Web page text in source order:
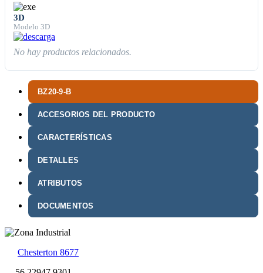
BZ20-9-B
ACCESORIOS DEL PRODUCTO
CARACTERÍSTICAS
DETALLES
ATRIBUTOS
DOCUMENTOS
3D
Modelo 3D
No hay productos relacionados.
Chesterton 8677